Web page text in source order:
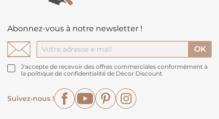
Abonnez-vous à notre newsletter !
J'accepte de recevoir des offres commerciales conformément à
la politique de confidentialité de Décor Discount
Suivez-nous !
FacebookYouTubePinterest